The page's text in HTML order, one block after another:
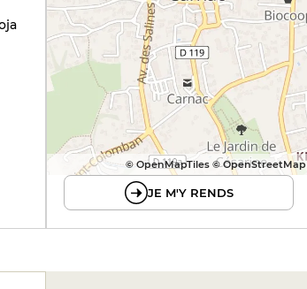
© OpenMapTiles © OpenStreetMap
JE M'Y RENDS